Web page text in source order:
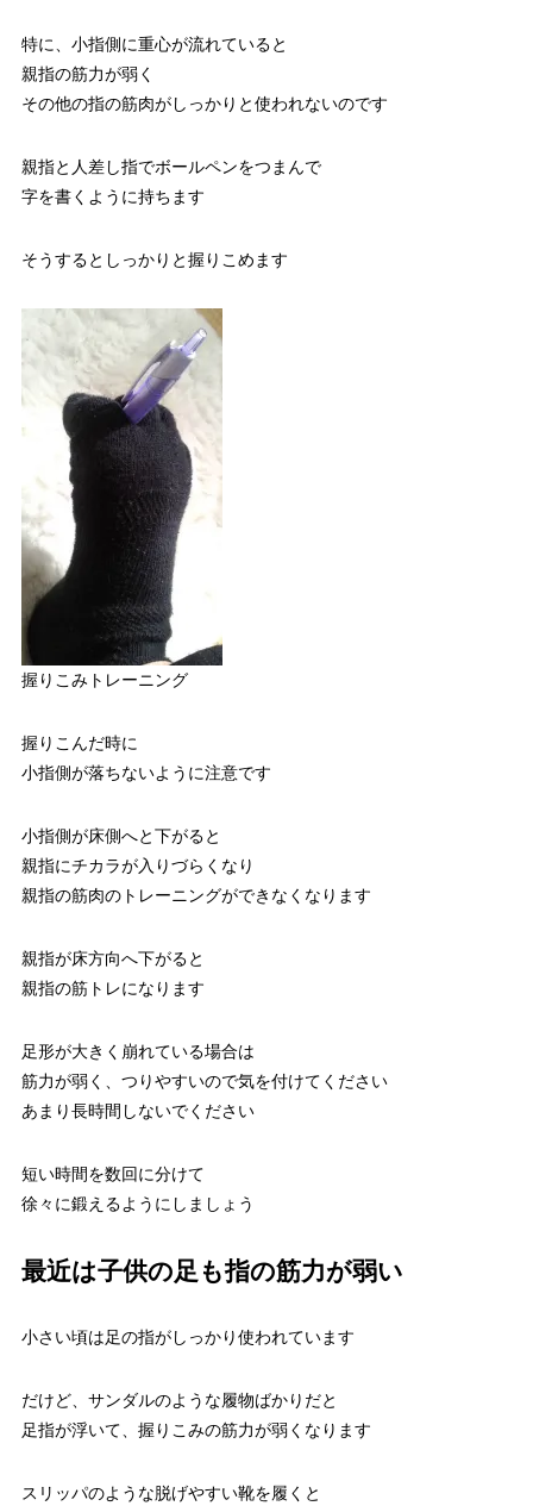
特に、小指側に重心が流れていると
親指の筋力が弱く
その他の指の筋肉がしっかりと使われないのです
親指と人差し指でボールペンをつまんで
字を書くように持ちます
そうするとしっかりと握りこめます
握りこみトレーニング
握りこんだ時に
小指側が落ちないように注意です
小指側が床側へと下がると
親指にチカラが入りづらくなり
親指の筋肉のトレーニングができなくなります
親指が床方向へ下がると
親指の筋トレになります
足形が大きく崩れている場合は
筋力が弱く、つりやすいので気を付けてください
あまり長時間しないでください
短い時間を数回に分けて
徐々に鍛えるようにしましょう
最近は子供の足も指の筋力が弱い
小さい頃は足の指がしっかり使われています
だけど、サンダルのような履物ばかりだと
足指が浮いて、握りこみの筋力が弱くなります
スリッパのような脱げやすい靴を履くと